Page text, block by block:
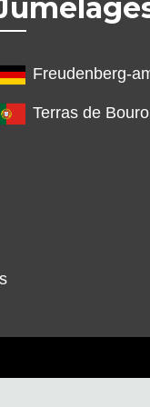
Freudenberg-
Terras de